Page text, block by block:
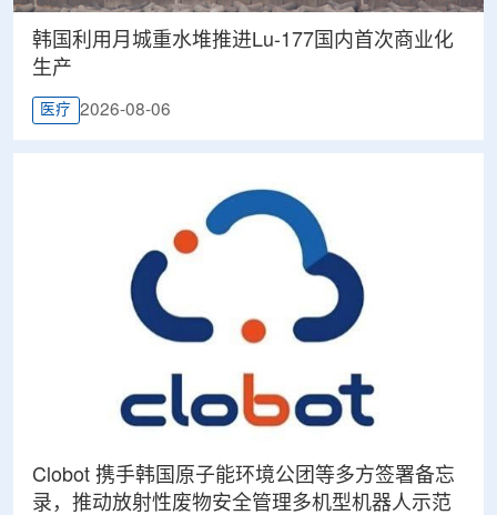
韩国利用月城重水堆推进Lu-177国内首次商业化
生产
医疗 2026-08-06
Clobot 携手韩国原子能环境公团等多方签署备忘
录，推动放射性废物安全管理多机型机器人示范